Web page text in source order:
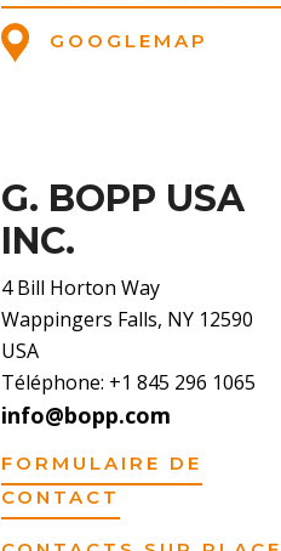
GOOGLEMAP
G. BOPP USA
INC.
4 Bill Horton Way
Wappingers Falls, NY 12590
USA
Téléphone: +1 845 296 1065
info@bopp.com
FORMULAIRE DE
CONTACT